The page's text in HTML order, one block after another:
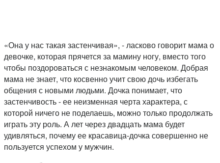
«Она у нас такая застенчивая», - ласково говорит мама о
девочке, которая прячется за мамину ногу, вместо того
чтобы поздороваться с незнакомым человеком. Добрая
мама не знает, что косвенно учит свою дочь избегать
общения с новыми людьми. Дочка понимает, что
застенчивость - ее неизменная черта характера, с
которой ничего не поделаешь, можно только продолжать
играть эту роль. А лет через двадцать мама будет
удивляться, почему ее красавица-дочка совершенно не
пользуется успехом у мужчин.